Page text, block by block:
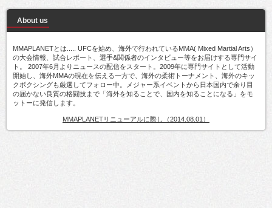
About us
MMAPLANETとは..... UFCを始め、海外で行われているMMA( Mixed Martial Arts）
の大会情報、試合レポート、選手&関係者のインタビュー等をお届けする専門サイ
ト。 2007年6月よりニュースの配信をスタート。2009年に専門サイトとして活動
開始し、海外MMAの現在を伝える一方で、海外の柔術トーナメント、海外のキッ
クボクシングも厳選してフォロー中。メジャー系イベントから日本国内で余り目
の届かない良質の格闘技まで「海外を知ることで、国内を知ることになる」をモ
ットーに発信します。
MMAPLANETリニューアルに際し（2014.08.01）